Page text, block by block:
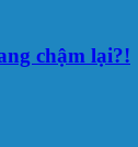
chậm lại?!